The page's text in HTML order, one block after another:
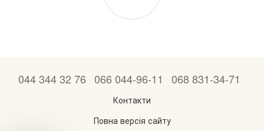
044 344 32 76 066 044-96-11 068 831-34-71
Контакти
Повна версія сайту